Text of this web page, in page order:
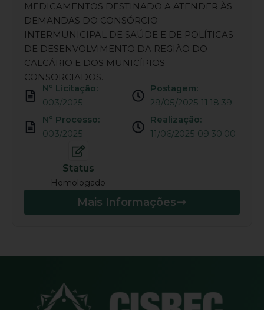
MEDICAMENTOS DESTINADO A ATENDER ÀS
DEMANDAS DO CONSÓRCIO
INTERMUNICIPAL DE SAÚDE E DE POLÍTICAS
DE DESENVOLVIMENTO DA REGIÃO DO
CALCÁRIO E DOS MUNICÍPIOS
CONSORCIADOS.
Nº Licitação:
003/2025
Nº Processo:
003/2025
Postagem:
29/05/2025 11:18:39
Realização:
11/06/2025 09:30:00
Status
Homologado
Mais Informações